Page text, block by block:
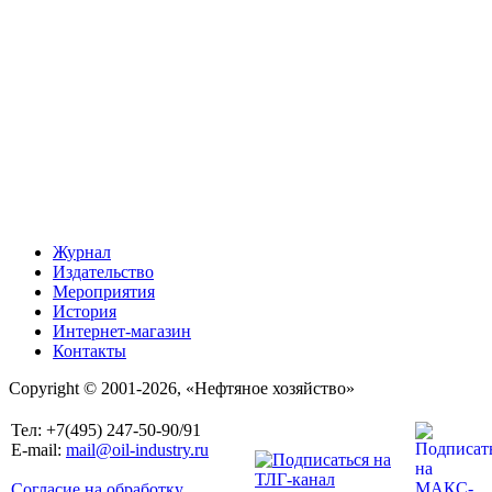
Журнал
Издательство
Мероприятия
История
Интернет-магазин
Контакты
Copyright © 2001-2026, «Нефтяное хозяйство»
Тел: +7(495) 247-50-90/91
E-mail: mail@oil-industry.ru